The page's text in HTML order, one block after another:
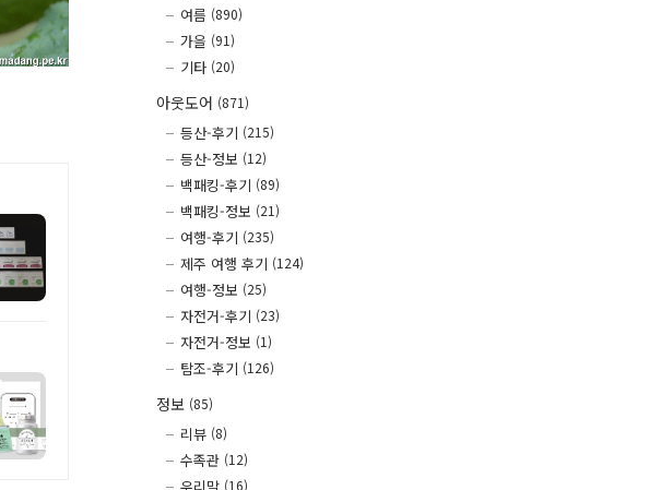
여름 (890)
가을 (91)
기타 (20)
아웃도어 (871)
등산-후기 (215)
등산-정보 (12)
백패킹-후기 (89)
백패킹-정보 (21)
여행-후기 (235)
제주 여행 후기 (124)
여행-정보 (25)
자전거-후기 (23)
자전거-정보 (1)
탐조-후기 (126)
정보 (85)
리뷰 (8)
수족관 (12)
(16)